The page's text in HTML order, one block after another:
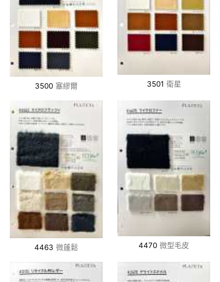
3500 塞繆爾 3501 衛星
4463 微蓬鬆 4470 微型毛皮